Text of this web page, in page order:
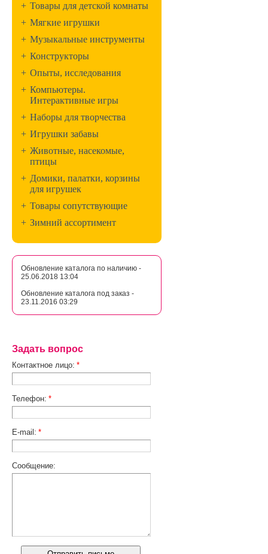
+ Товары для детской комнаты
+ Мягкие игрушки
+ Музыкальные инструменты
+ Конструкторы
+ Опыты, исследования
+ Компьютеры.
Интерактивные игры
+ Наборы для творчества
+ Игрушки забавы
+ Животные, насекомые,
птицы
+ Домики, палатки, корзины
для игрушек
+ Товары сопутствующие
+ Зимний ассортимент
Обновление каталога по наличию -
25.06.2018 13:04
Обновление каталога под заказ -
23.11.2016 03:29
Задать вопрос
Контактное лицо: *
Телефон: *
E-mail: *
Сообщение: